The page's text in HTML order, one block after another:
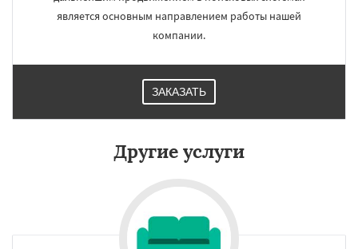
является основным направлением работы нашей
компании.
ЗАКАЗАТЬ
Другие услуги